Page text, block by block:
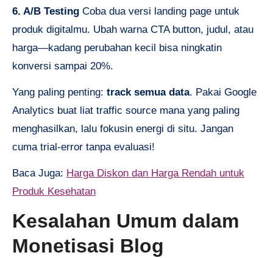
6. A/B Testing Coba dua versi landing page untuk
produk digitalmu. Ubah warna CTA button, judul, atau
harga—kadang perubahan kecil bisa ningkatin
konversi sampai 20%.
Yang paling penting: track semua data. Pakai Google
Analytics buat liat traffic source mana yang paling
menghasilkan, lalu fokusin energi di situ. Jangan
cuma trial-error tanpa evaluasi!
Baca Juga: Harga Diskon dan Harga Rendah untuk
Produk Kesehatan
Kesalahan Umum dalam
Monetisasi Blog